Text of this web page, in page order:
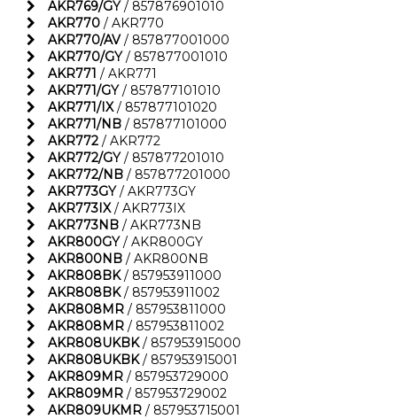
AKR769/GY/ 857876901010
AKR770 / AKR770
AKR770/AV/ 857877001000
AKR770/GY/ 857877001010
AKR771 / AKR771
AKR771/GY/ 857877101010
AKR771/IX/ 857877101020
AKR771/NB / 857877101000
AKR772 / AKR772
AKR772/GY/ 857877201010
AKR772/NB / 857877201000
AKR773GY/ AKR773GY
AKR773IX/ AKR773IX
AKR773NB / AKR773NB
AKR800GY/ AKR800GY
AKR800NB / AKR800NB
AKR808BK/ 857953911000
AKR808BK/ 857953911002
AKR808MR / 857953811000
AKR808MR / 857953811002
AKR808UKBK/ 857953915000
AKR808UKBK/ 857953915001
AKR809MR / 857953729000
AKR809MR / 857953729002
AKR809UKMR / 857953715001